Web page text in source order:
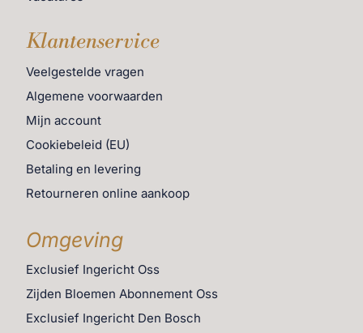
Klantenservice
Veelgestelde vragen
Algemene voorwaarden
Mijn account
Cookiebeleid (EU)
Betaling en levering
Retourneren online aankoop
Omgeving
Exclusief Ingericht Oss
Zijden Bloemen Abonnement Oss
Exclusief Ingericht Den Bosch